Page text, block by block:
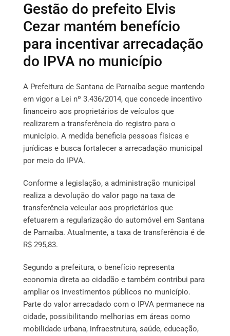
Gestão do prefeito Elvis
Cezar mantém benefício
para incentivar arrecadação
do IPVA no município
A Prefeitura de Santana de Parnaíba segue mantendo
em vigor a Lei nº 3.436/2014, que concede incentivo
financeiro aos proprietários de veículos que
realizarem a transferência do registro para o
município. A medida beneficia pessoas físicas e
jurídicas e busca fortalecer a arrecadação municipal
por meio do IPVA.
Conforme a legislação, a administração municipal
realiza a devolução do valor pago na taxa de
transferência veicular aos proprietários que
efetuarem a regularização do automóvel em Santana
de Parnaíba. Atualmente, a taxa de transferência é de
R$ 295,83.
Segundo a prefeitura, o benefício representa
economia direta ao cidadão e também contribui para
ampliar os investimentos públicos no município.
Parte do valor arrecadado com o IPVA permanece na
cidade, possibilitando melhorias em áreas como
mobilidade urbana, infraestrutura, saúde, educação,